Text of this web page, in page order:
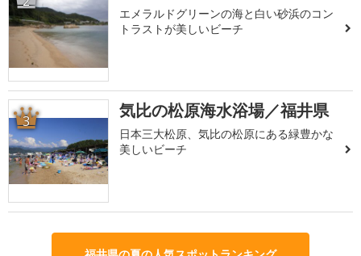
エメラルドグリーンの海と白い砂浜のコン
トラストが美しいビーチ
3 気比の松原海水浴場／福井県
日本三大松原、気比の松原にある緑豊かな
美しいビーチ